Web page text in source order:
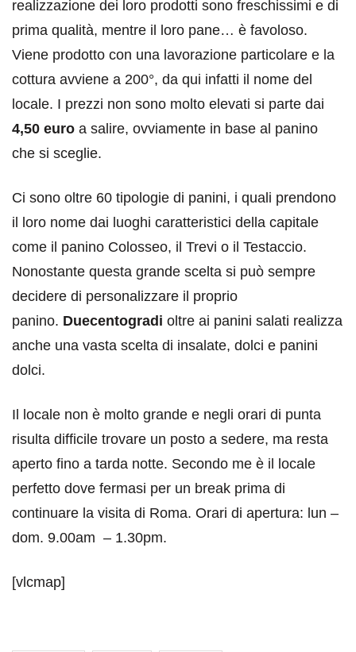
realizzazione dei loro prodotti sono freschissimi e di
prima qualità, mentre il loro pane… è favoloso.
Viene prodotto con una lavorazione particolare e la
cottura avviene a 200°, da qui infatti il nome del
locale. I prezzi non sono molto elevati si parte dai
4,50 euro a salire, ovviamente in base al panino
che si sceglie.
Ci sono oltre 60 tipologie di panini, i quali prendono
il loro nome dai luoghi caratteristici della capitale
come il panino Colosseo, il Trevi o il Testaccio.
Nonostante questa grande scelta si può sempre
decidere di personalizzare il proprio
panino. Duecentogradi oltre ai panini salati realizza
anche una vasta scelta di insalate, dolci e panini
dolci.
Il locale non è molto grande e negli orari di punta
risulta difficile trovare un posto a sedere, ma resta
aperto fino a tarda notte. Secondo me è il locale
perfetto dove fermasi per un break prima di
continuare la visita di Roma. Orari di apertura: lun –
dom. 9.00am – 1.30pm.
[vlcmap]